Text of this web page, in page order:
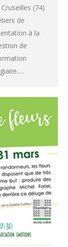
(74)
de
à la
de